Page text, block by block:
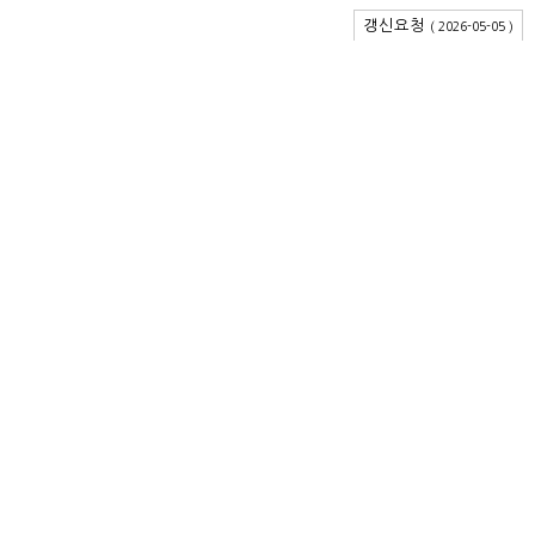
갱신요청 ( 2026-05-05 )